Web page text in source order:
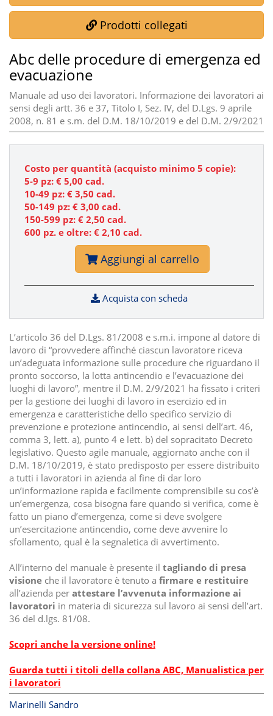
Prodotti collegati
Abc delle procedure di emergenza ed
evacuazione
Manuale ad uso dei lavoratori. Informazione dei lavoratori ai
sensi degli artt. 36 e 37, Titolo I, Sez. IV, del D.Lgs. 9 aprile
2008, n. 81 e s.m. del D.M. 18/10/2019 e del D.M. 2/9/2021
Costo per quantità (acquisto minimo 5 copie):
5-9 pz: € 5,00 cad.
10-49 pz: € 3,50 cad.
50-149 pz: € 3,00 cad.
150-599 pz: € 2,50 cad.
600 pz. e oltre: € 2,10 cad.
Aggiungi al carrello
Acquista con scheda
L’articolo 36 del D.Lgs. 81/2008 e s.m.i. impone al datore di
lavoro di “provvedere affinché ciascun lavoratore riceva
un’adeguata informazione sulle procedure che riguardano il
pronto soccorso, la lotta antincendio e l’evacuazione dei
luoghi di lavoro”, mentre il D.M. 2/9/2021 ha fissato i criteri
per la gestione dei luoghi di lavoro in esercizio ed in
emergenza e caratteristiche dello specifico servizio di
prevenzione e protezione antincendio, ai sensi dell’art. 46,
comma 3, lett. a), punto 4 e lett. b) del sopracitato Decreto
legislativo. Questo agile manuale, aggiornato anche con il
D.M. 18/10/2019, è stato predisposto per essere distribuito
a tutti i lavoratori in azienda al fine di dar loro
un’informazione rapida e facilmente comprensibile su cos’è
un’emergenza, cosa bisogna fare quando si verifica, come è
fatto un piano d’emergenza, come si deve svolgere
un’esercitazione antincendio, come deve avvenire lo
sfollamento, qual è la segnaletica di avvertimento.
All’interno del manuale è presente il tagliando di presa
visione che il lavoratore è tenuto a firmare e restituire
all’azienda per attestare l’avvenuta informazione ai
lavoratori in materia di sicurezza sul lavoro ai sensi dell’art.
36 del d.lgs. 81/08.
Scopri anche la versione online!
Guarda tutti i titoli della collana ABC, Manualistica per
i lavoratori
Marinelli Sandro